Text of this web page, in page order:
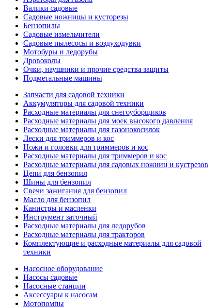
Валики садовые
Садовые ножницы и кусторезы
Бензопилы
Садовые измельчители
Садовые пылесосы и воздуходувки
Мотобуры и ледорубы
Дровоколы
Очки, наушники и прочие средства защиты
Подметальные машины
Запчасти для садовой техники
Аккумуляторы для садовой техники
Расходные материалы для снегоуборщиков
Расходные материалы для моек высокого давления
Расходные материалы для газонокосилок
Лески для триммеров и кос
Ножи и головки для триммеров и кос
Расходные материалы для триммеров и кос
Расходные материалы для садовых ножниц и кустрезов
Цепи для бензопил
Шины для бензопил
Свечи зажигания для бензопил
Масло для бензопил
Канистры и масленки
Инструмент заточный
Расходные материалы для ледорубов
Расходные материалы для тракторов
Комплектующие и расходные материалы для садовой
техники
Насосное оборудование
Насосы садовые
Насосные станции
Аксессуары к насосам
Мотопомпы